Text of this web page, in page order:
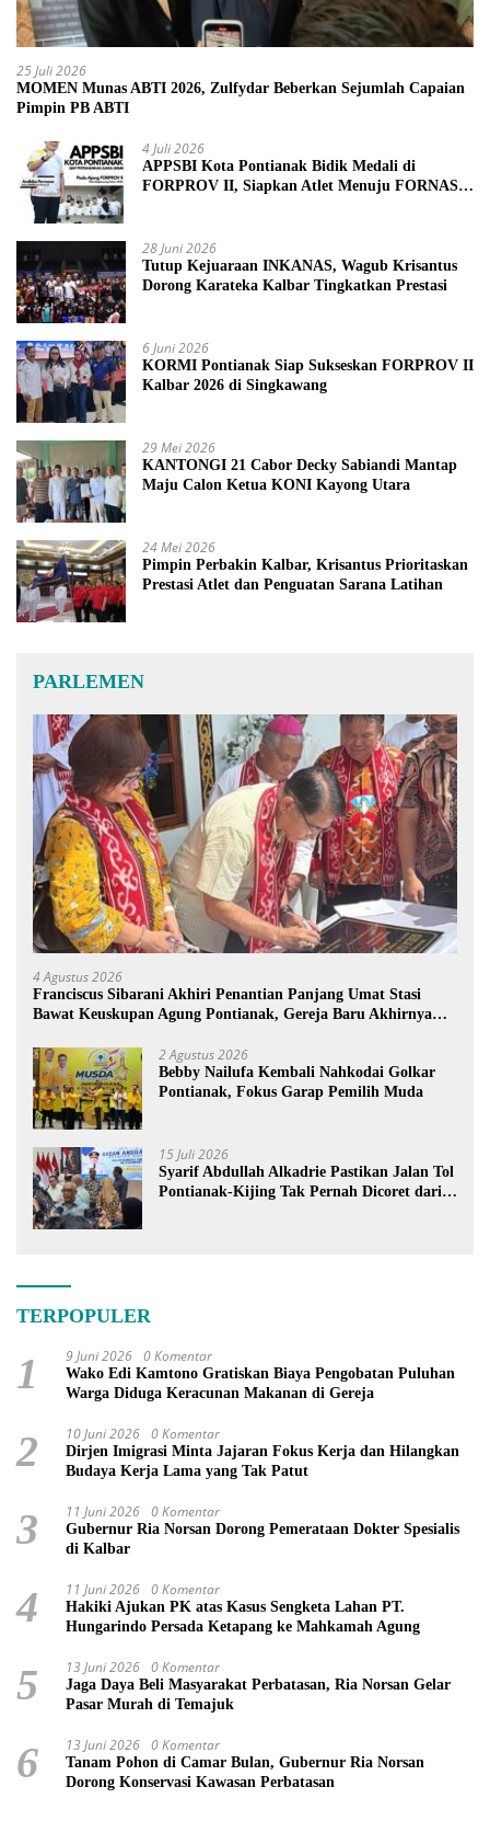
25 Juli 2026
MOMEN Munas ABTI 2026, Zulfydar Beberkan Sejumlah Capaian
Pimpin PB ABTI
4 Juli 2026
APPSBI Kota Pontianak Bidik Medali di
FORPROV II, Siapkan Atlet Menuju FORNAS
28 Juni 2026
Tutup Kejuaraan INKANAS, Wagub Krisantus
Dorong Karateka Kalbar Tingkatkan Prestasi
6 Juni 2026
KORMI Pontianak Siap Sukseskan FORPROV II
Kalbar 2026 di Singkawang
29 Mei 2026
KANTONGI 21 Cabor Decky Sabiandi Mantap
Maju Calon Ketua KONI Kayong Utara
24 Mei 2026
Pimpin Perbakin Kalbar, Krisantus Prioritaskan
Prestasi Atlet dan Penguatan Sarana Latihan
PARLEMEN
4 Agustus 2026
Franciscus Sibarani Akhiri Penantian Panjang Umat Stasi
Bawat Keuskupan Agung Pontianak, Gereja Baru Akhirnya
2 Agustus 2026
Bebby Nailufa Kembali Nahkodai Golkar
Pontianak, Fokus Garap Pemilih Muda
15 Juli 2026
Syarif Abdullah Alkadrie Pastikan Jalan Tol
Pontianak-Kijing Tak Pernah Dicoret dari
TERPOPULER
1 9 Juni 2026 0 Komentar
Wako Edi Kamtono Gratiskan Biaya Pengobatan Puluhan
Warga Diduga Keracunan Makanan di Gereja
2 10 Juni 2026 0 Komentar
Dirjen Imigrasi Minta Jajaran Fokus Kerja dan Hilangkan
Budaya Kerja Lama yang Tak Patut
3 11 Juni 2026 0 Komentar
Gubernur Ria Norsan Dorong Pemerataan Dokter Spesialis
di Kalbar
4 11 Juni 2026 0 Komentar
Hakiki Ajukan PK atas Kasus Sengketa Lahan PT.
Hungarindo Persada Ketapang ke Mahkamah Agung
5 13 Juni 2026 0 Komentar
Jaga Daya Beli Masyarakat Perbatasan, Ria Norsan Gelar
Pasar Murah di Temajuk
6 13 Juni 2026 0 Komentar
Tanam Pohon di Camar Bulan, Gubernur Ria Norsan
Dorong Konservasi Kawasan Perbatasan